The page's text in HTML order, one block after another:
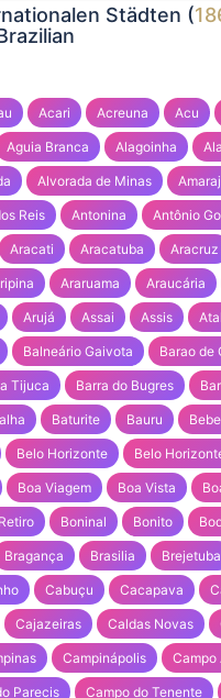
Städten (
Acari Acreuna Acu
Aguia Branca Alagoinha
Alvorada de Minas
Reis Antonina Antônio
Aracati Aracatuba Aracruz
Araruama Araucária
Arujá Assai Assis
Balneário Gaivota Barao de
Tijuca Barra do Bugres
Baturite Bauru
Belo Horizonte Belo
Boa Viagem Boa Vista
Boninal Bonito
Bragança Brasilia Brejetuba
Cabuçu Cacapava
Cajazeiras Caldas Novas
Campinápolis Campo
Parecis Campo do Tenente